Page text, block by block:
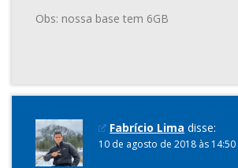
Obs: nossa base tem 6GB
Fabrício Lima disse:
10 de agosto de 2018 às 14:50